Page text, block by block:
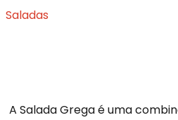
Saladas
A Salada Grega é uma